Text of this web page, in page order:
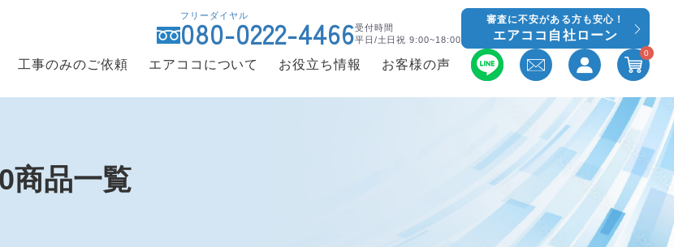
フリーダイヤル
080-0222-4466受付時間
平日/土日祝 9:00~18:00
審査に不安がある方も安心！
エアココ自社ローン
工事のみのご依頼 エアココについて お役立ち情報 お客様の声
0
商品一覧